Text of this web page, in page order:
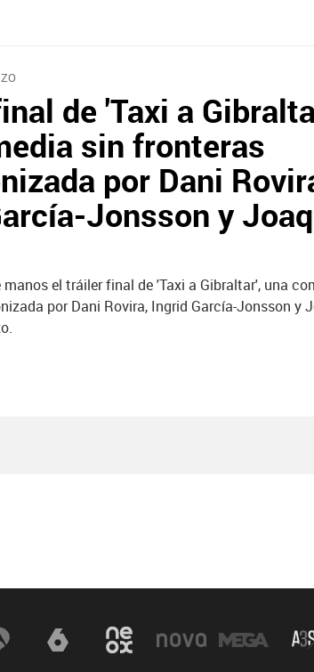
de 'Taxi a
sin fronteras
por Dani
Jonsson y
el tráiler final de 'Taxi a Gibraltar', una
por Dani Rovira, Ingrid García-Jonsson y